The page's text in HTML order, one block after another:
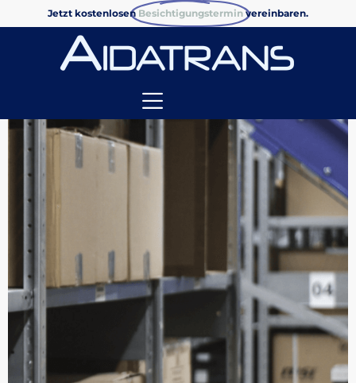
Jetzt kostenlosen Besichtigungstermin vereinbaren.